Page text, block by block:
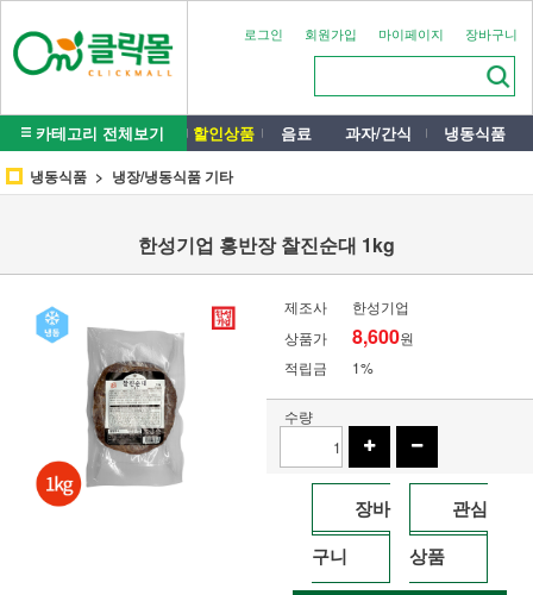
로그인 회원가입 마이페이지 장바구니
카테고리 전체보기 할인상품 음료 과자/간식 냉동식품
냉동식품 냉장/냉동식품 기타
한성기업 홍반장 찰진순대 1kg
제조사
한성기업
상품가
8,600원
적립금
1%
수량
장바
구니
관심
상품